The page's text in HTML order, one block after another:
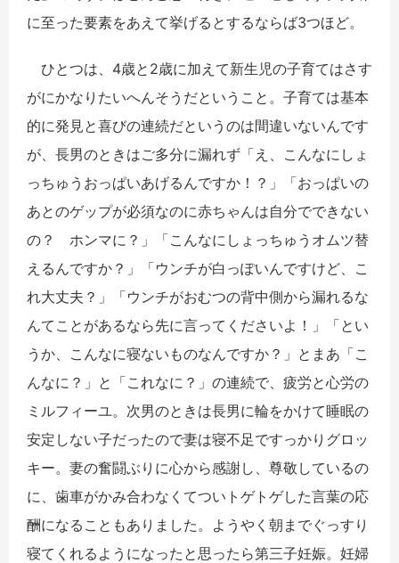
に至った要素をあえて挙げるとするならば3つほど。
ひとつは、4歳と2歳に加えて新生児の子育てはさす
がにかなりたいへんそうだということ。子育ては基本
的に発見と喜びの連続だというのは間違いないんです
が、長男のときはご多分に漏れず「え、こんなにしょ
っちゅうおっぱいあげるんですか！？」「おっぱいの
あとのゲップが必須なのに赤ちゃんは自分でできない
の？ ホンマに？」「こんなにしょっちゅうオムツ替
えるんですか？」「ウンチが白っぽいんですけど、こ
れ大丈夫？」「ウンチがおむつの背中側から漏れるな
んてことがあるなら先に言ってくださいよ！」「とい
うか、こんなに寝ないものなんですか？」とまあ「こ
んなに？」と「これなに？」の連続で、疲労と心労の
ミルフィーユ。次男のときは長男に輪をかけて睡眠の
安定しない子だったので妻は寝不足ですっかりグロッ
キー。妻の奮闘ぶりに心から感謝し、尊敬しているの
に、歯車がかみ合わなくてついトゲトゲした言葉の応
酬になることもありました。ようやく朝までぐっすり
寝てくれるようになったと思ったら第三子妊娠。妊婦